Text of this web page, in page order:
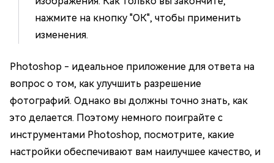
нажмите на кнопку "ОК", чтобы применить
изменения.
Photoshop - идеальное приложение для ответа на
вопрос о том, как улучшить разрешение
фотографий. Однако вы должны точно знать, как
это делается. Поэтому немного поиграйте с
инструментами Photoshop, посмотрите, какие
настройки обеспечивают вам наилучшее качество, и